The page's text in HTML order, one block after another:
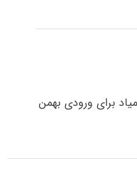
برای ورودی بهمن